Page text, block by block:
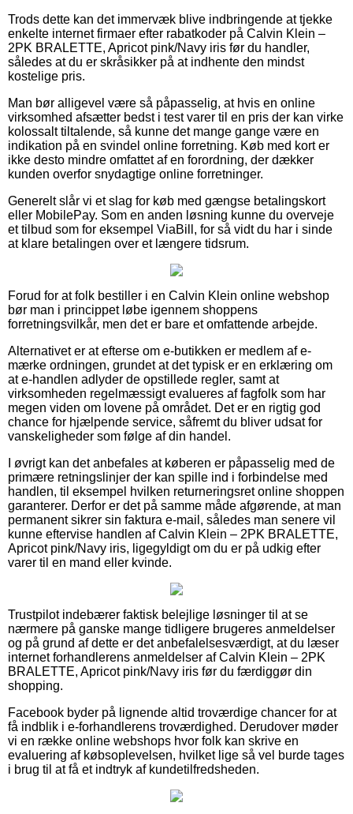
Trods dette kan det immervæk blive indbringende at tjekke
enkelte internet firmaer efter rabatkoder på Calvin Klein –
2PK BRALETTE, Apricot pink/Navy iris før du handler,
således at du er skråsikker på at indhente den mindst
kostelige pris.
Man bør alligevel være så påpasselig, at hvis en online
virksomhed afsætter bedst i test varer til en pris der kan virke
kolossalt tiltalende, så kunne det mange gange være en
indikation på en svindel online forretning. Køb med kort er
ikke desto mindre omfattet af en forordning, der dækker
kunden overfor snydagtige online forretninger.
Generelt slår vi et slag for køb med gængse betalingskort
eller MobilePay. Som en anden løsning kunne du overveje
et tilbud som for eksempel ViaBill, for så vidt du har i sinde
at klare betalingen over et længere tidsrum.
Forud for at folk bestiller i en Calvin Klein online webshop
bør man i princippet løbe igennem shoppens
forretningsvilkår, men det er bare et omfattende arbejde.
Alternativet er at efterse om e-butikken er medlem af e-
mærke ordningen, grundet at det typisk er en erklæring om
at e-handlen adlyder de opstillede regler, samt at
virksomheden regelmæssigt evalueres af fagfolk som har
megen viden om lovene på området. Det er en rigtig god
chance for hjælpende service, såfremt du bliver udsat for
vanskeligheder som følge af din handel.
I øvrigt kan det anbefales at køberen er påpasselig med de
primære retningslinjer der kan spille ind i forbindelse med
handlen, til eksempel hvilken returneringsret online shoppen
garanterer. Derfor er det på samme måde afgørende, at man
permanent sikrer sin faktura e-mail, således man senere vil
kunne eftervise handlen af Calvin Klein – 2PK BRALETTE,
Apricot pink/Navy iris, ligegyldigt om du er på udkig efter
varer til en mand eller kvinde.
Trustpilot indebærer faktisk belejlige løsninger til at se
nærmere på ganske mange tidligere brugeres anmeldelser
og på grund af dette er det anbefalelsesværdigt, at du læser
internet forhandlerens anmeldelser af Calvin Klein – 2PK
BRALETTE, Apricot pink/Navy iris før du færdiggør din
shopping.
Facebook byder på lignende altid troværdige chancer for at
få indblik i e-forhandlerens troværdighed. Derudover møder
vi en række online webshops hvor folk kan skrive en
evaluering af købsoplevelsen, hvilket lige så vel burde tages
i brug til at få et indtryk af kundetilfredsheden.